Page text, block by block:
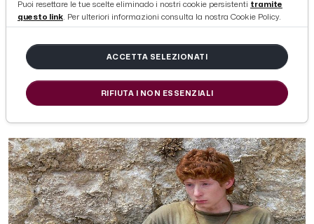
Teatro Concordia, appuntamento
con "Cinema & Scuola"
mercoledì 30 aprile 2014
Puoi resettare le tue scelte eliminado i nostri cookie persistenti tramite
questo link. Per ulteriori informazioni consulta la nostra Cookie Policy.
ACCETTA SELEZIONATI
RIFIUTA I NON ESSENZIALI